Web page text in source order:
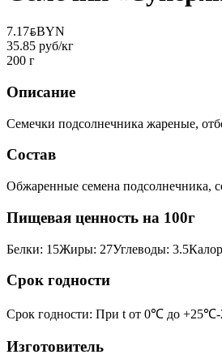
7.17BYNBYN
35.85 руб/кг
200 г
Описание
Семечки подсолнечника жареные,
Состав
Обжаренные семена подсолнечника,
Пищевая ценность на 100г
Белки: 15Жиры: 27Углеводы: 3.5
Срок годности
Срок годности: При t от 0℃ до +25℃-
Изготовитель